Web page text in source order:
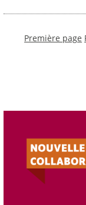
Première page